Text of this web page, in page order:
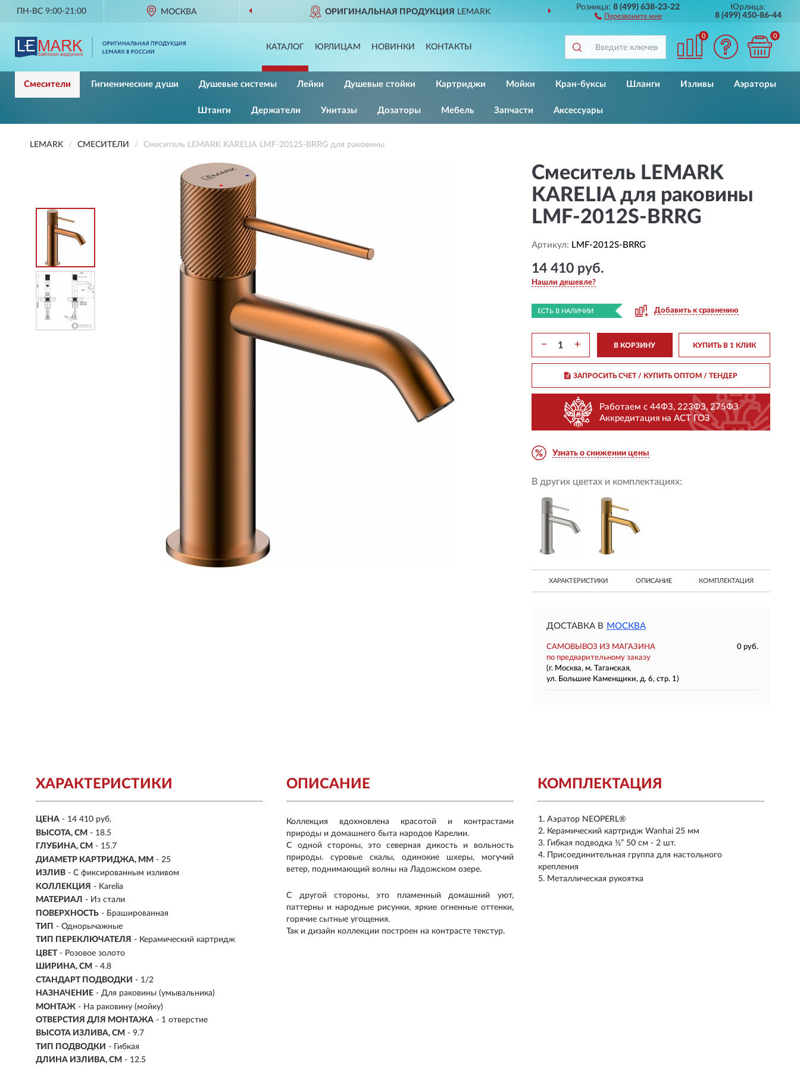
ПН-ВС 9:00-21:00 МОСКВА ОРИГИНАЛЬНАЯ ПРОДУКЦИЯ LEMARK ДОСТАВИМПО ВСЕЙ РОССИИ
Розница:8 (499) 638-23-22
Перезвоните мне
Юрлица:
8 (499) 450-86-44
КАТАЛОГ ЮРЛИЦАМ НОВИНКИ КОНТАКТЫ
0 0
Смесители Гигиенические души Душевые системы Лейки Душевые стойки Картриджи Мойки Кран-буксы Шланги Изливы Аэраторы
Штанги Держатели Унитазы Дозаторы Мебель Запчасти Аксессуары
LEMARK СМЕСИТЕЛИ Смеситель LEMARK KARELIA LMF-2012S-BRRG для раковины
Смеситель LEMARK
KARELIA для раковины
LMF-2012S-BRRG
Артикул: LMF-2012S-BRRG
14 410 руб.
Нашли дешевле?
ЕСТЬ В НАЛИЧИИ Добавить к сравнению
− + В КОРЗИНУ КУПИТЬ В 1 КЛИК
ЗАПРОСИТЬ СЧЕТ / КУПИТЬ ОПТОМ/ ТЕНДЕР
Работаем с 44ФЗ, 223ФЗ, 275ФЗ
Аккредитация на АСТ ГОЗ
Узнать о снижении цены
В других цветах и комплектациях:
ХАРАКТЕРИСТИКИ ОПИСАНИЕ КОМПЛЕКТАЦИЯ
ДОСТАВКА В МОСКВА
САМОВЫВОЗ ИЗ МАГАЗИНА
0 руб.
по предварительному заказу
(г. Москва, м. Таганская,
ул. Большие Каменщики, д. 6, стр. 1)
ХАРАКТЕРИСТИКИ
ЦЕНА - 14 410 руб.
ВЫСОТА, СМ - 18.5
ГЛУБИНА, СМ - 15.7
ДИАМЕТР КАРТРИДЖА, ММ - 25
ИЗЛИВ - С фиксированным изливом
КОЛЛЕКЦИЯ - Karelia
МАТЕРИАЛ - Из стали
ПОВЕРХНОСТЬ - Брашированная
ТИП - Однорычажные
ТИП ПЕРЕКЛЮЧАТЕЛЯ - Керамический картридж
ЦВЕТ - Розовое золото
ШИРИНА, СМ - 4.8
СТАНДАРТ ПОДВОДКИ - 1/2
НАЗНАЧЕНИЕ - Для раковины (умывальника)
МОНТАЖ - На раковину (мойку)
ОТВЕРСТИЯ ДЛЯ МОНТАЖА - 1 отверстие
ВЫСОТА ИЗЛИВА, СМ - 9.7
ТИП ПОДВОДКИ - Гибкая
ДЛИНА ИЗЛИВА, СМ - 12.5
КОМПЛЕКТАЦИЯ
Аэратор NEOPERL®
Керамический картридж Wanhai 25 мм
Гибкая подводка ½” 50 см - 2 шт.
Присоединительная группа для настольного
крепления
Металлическая рукоятка
ОПИСАНИЕ
Коллекция вдохновлена красотой и контрастами
природы и домашнего быта народов Карелии.
С одной стороны, это северная дикость и вольность
природы. суровые скалы, одинокие шхеры, могучий
ветер, поднимающий волны на Ладожском озере.
С другой стороны, это пламенный домашний уют,
паттерны и народные рисунки, яркие огненные оттенки,
горячие сытные угощения.
Так и дизайн коллекции построен на контрасте текстур.